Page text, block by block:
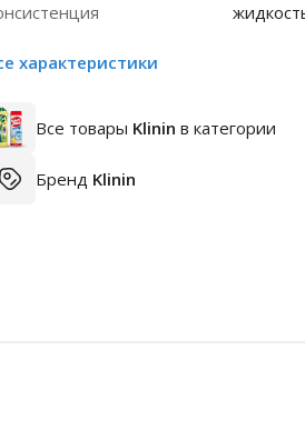
характеристики
Все товары Klinin в категории
Бренд Klinin